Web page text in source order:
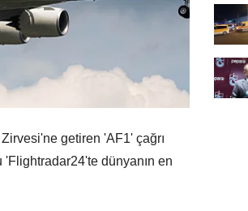
getiren 'AF1' çağrı
'Flightradar24'te dünyanın en